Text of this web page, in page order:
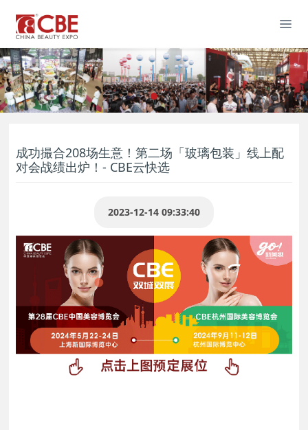
成功撮合208场生意！第二场「玻璃包装」线上配
对会战绩出炉！- CBE云快选
2023-12-14 09:33:40